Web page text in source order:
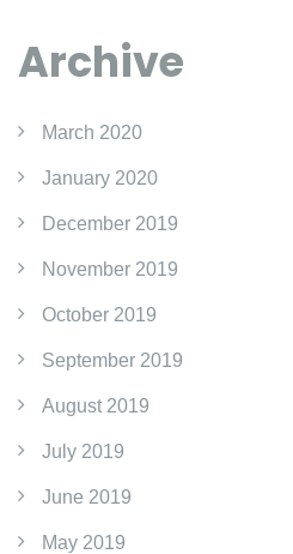
Archive
March 2020
January 2020
December 2019
November 2019
October 2019
September 2019
August 2019
July 2019
June 2019
May 2019